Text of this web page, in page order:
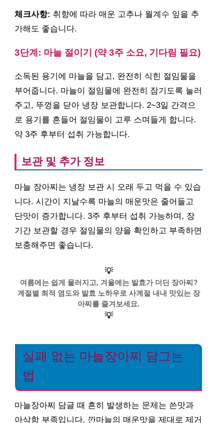
체크사항: 취향에 따라 매운 고추나 월계수 잎을 추
가해도 좋습니다.
3단계: 마늘 절이기 (약 3주 소요, 기다림 필요)
소독된 용기에 마늘을 담고, 완전히 식힌 절임물을
부어줍니다. 마늘이 절임물에 완전히 잠기도록 눌러
주고, 뚜껑을 닫아 냉장 보관합니다. 2~3일 간격으
로 용기를 흔들어 절임물이 고루 스며들게 합니다.
약 3주 후부터 섭취 가능합니다.
보관 및 추가 정보
마늘 장아찌는 냉장 보관 시 오래 두고 먹을 수 있습
니다. 시간이 지날수록 마늘의 매운맛은 줄어들고
단맛이 증가합니다. 3주 후부터 섭취 가능하며, 장
기간 보관할 경우 절임물의 양을 확인하고 부족하면
보충해주면 좋습니다.
💡
여름에는 쉽게 물러지고, 겨울에는 발효가 더딘 장아찌?
계절별 최적 염도와 발효 노하우로 사계절 내내 맛있는 장
아찌를 즐겨보세요.
💡
실패 없는 마늘장아찌 담그는
법
마늘장아찌 담글 때 흔히 발생하는 문제는 쓴맛과
아삭함 부족입니다. 깐마늘의 매운맛을 제대로 제거